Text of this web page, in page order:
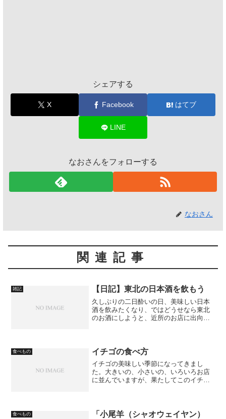
シェアする
X Facebook はてブ
LINE
なおさんをフォローする
なおさん
関連記事
雑記 【日記】東北の日本酒を飲もう
久しぶりの二日酔いの日、美味しい日本
酒を飲みたくなり、ではどうせなら東北
のお酒にしようと、近所のお店に出向い
食べもの イチゴの食べ方
イチゴの美味しい季節になってきまし
た。大きいの、小さいの、いろいろお店
に並んでいますが、果たしてこのイチ
食べもの
「小尾羊（シャオウェイヤン）